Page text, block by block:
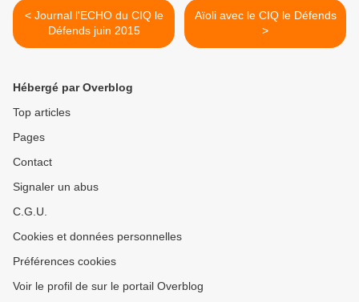
< Journal l'ECHO du CIQ le
Défends juin 2015
Aïoli avec le CIQ le Défends
>
Hébergé par Overblog
Top articles
Pages
Contact
Signaler un abus
C.G.U.
Cookies et données personnelles
Préférences cookies
Voir le profil de sur le portail Overblog